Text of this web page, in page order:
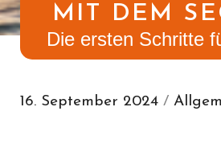
MIT DEM
Die ersten Schritte
16. September 2024 /